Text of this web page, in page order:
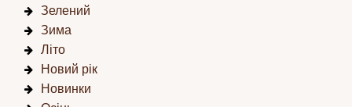
Зелений
Зима
Літо
Новий рік
Новинки